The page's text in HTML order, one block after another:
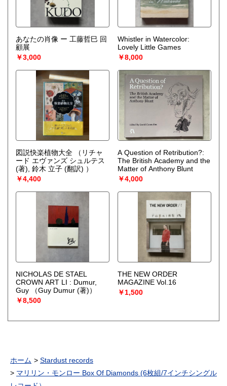
あなたの肖像 ー 工藤哲巳 回
顧展
￥3,000
Whistler in Watercolor:
Lovely Little Games
￥8,000
図説快楽植物大全
（リチャ
ード エヴァンズ シュルテス
(著), 鈴木 立子 (翻訳) ）
￥4,400
A Question of Retribution?:
The British Academy and the
Matter of Anthony Blunt
￥4,000
NICHOLAS DE STAEL
CROWN ART LI : Dumur,
Guy
（Guy Dumur (著)）
￥8,500
THE NEW ORDER
MAGAZINE Vol.16
￥1,500
ホーム
Stardust records
マリリン・モンロー Box Of Diamonds (6枚組/7インチシングル